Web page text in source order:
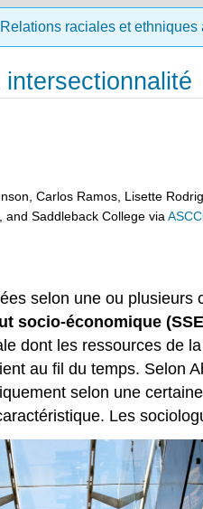
Relations raciales et
Carlos Ramos, Lisette
and Saddleback College via
selon une ou
socio-économique
dont les ressources de
au fil du temps. Selon
selon une
Les